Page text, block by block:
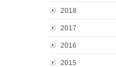
2018
2017
2016
2015